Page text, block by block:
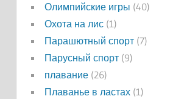
Олимпийские игры (40)
Охота на лис(1)
Парашютный спорт(7)
Парусный спорт(9)
плавание(26)
Плаванье в ластах(1)